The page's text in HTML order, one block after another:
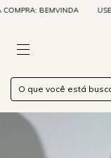
BEMVINDA USE O